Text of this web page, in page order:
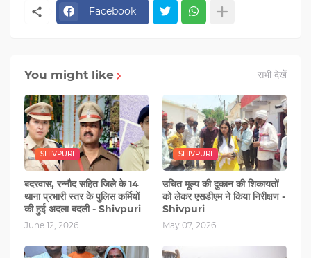
Facebook
You might like सभी देखें
SHIVPURI
बदरवास, रन्‍नौद सहित जिले के 14
थाना प्रभारी स्‍तर के पुलिस कर्मियों
की हुई अदला बदली - Shivpuri
June 12, 2026
SHIVPURI
उचित मूल्य की दुकान की शिकायतों
को लेकर एसडीएम ने किया निरीक्षण -
Shivpuri
May 07, 2026